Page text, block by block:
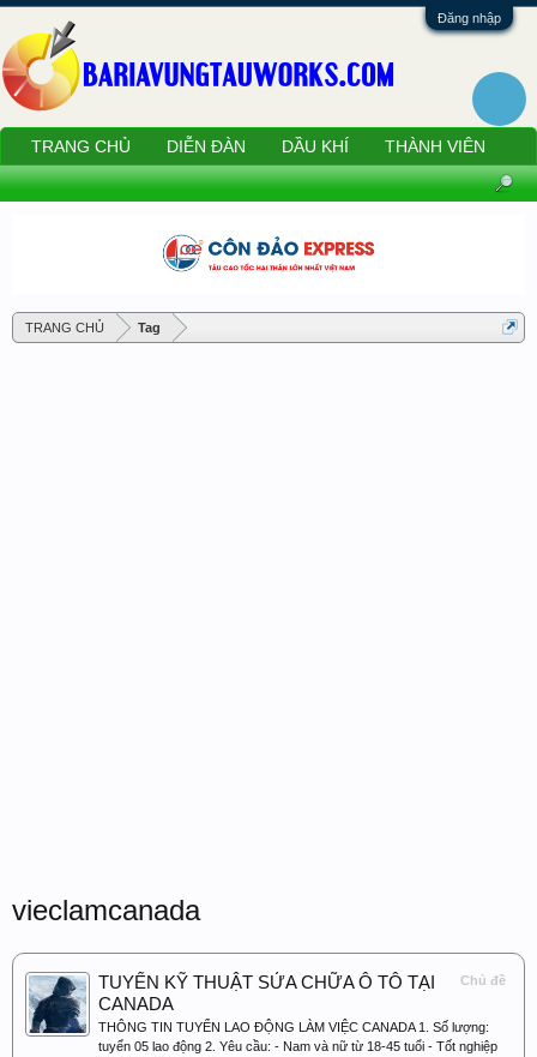
Đăng nhập
TRANG CHỦ Tag
vieclamcanada
Chủ đề
TUYỂN KỸ THUẬT SỬA CHỮA Ô TÔ TẠI
CANADA
THÔNG TIN TUYỂN LAO ĐỘNG LÀM VIỆC CANADA 1. Số lượng:
tuyển 05 lao động 2. Yêu cầu: - Nam và nữ từ 18-45 tuổi - Tốt nghiệp
TRANG CHỦ DIỄN ĐÀN DẦU KHÍ THÀNH VIÊN